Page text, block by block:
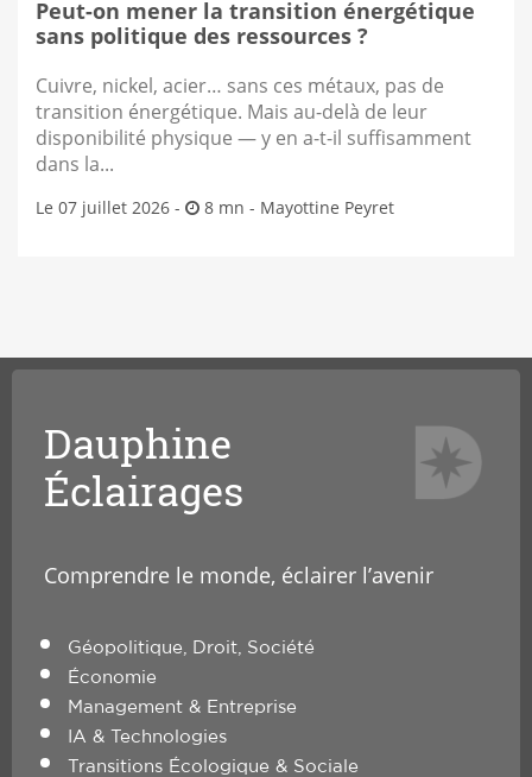
Peut-on mener la transition énergétique
sans politique des ressources ?
Cuivre, nickel, acier… sans ces métaux, pas de
transition énergétique. Mais au-delà de leur
disponibilité physique — y en a-t-il suffisamment
dans la...
Le 07 juillet 2026 - 8 mn - Mayottine Peyret
Dauphine
Éclairages
Comprendre le monde, éclairer l’avenir
Géopolitique, Droit, Société
Économie
Management & Entreprise
IA & Technologies
Transitions Écologique & Sociale